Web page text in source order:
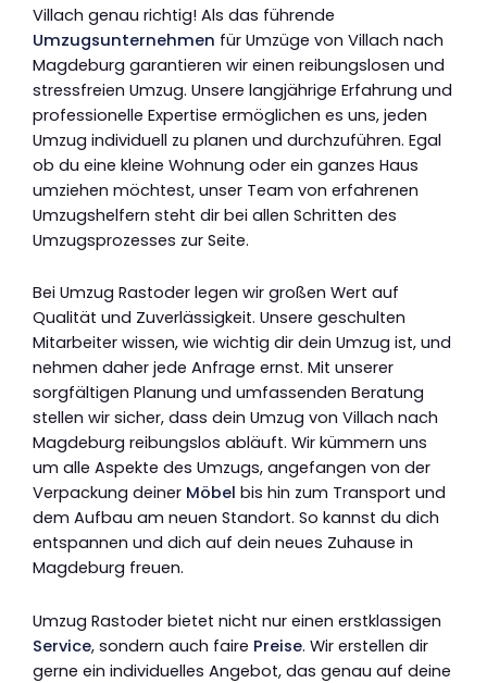
Villach genau richtig! Als das führende
Umzugsunternehmen für Umzüge von Villach nach
Magdeburg garantieren wir einen reibungslosen und
stressfreien Umzug. Unsere langjährige Erfahrung und
professionelle Expertise ermöglichen es uns, jeden
Umzug individuell zu planen und durchzuführen. Egal
ob du eine kleine Wohnung oder ein ganzes Haus
umziehen möchtest, unser Team von erfahrenen
Umzugshelfern steht dir bei allen Schritten des
Umzugsprozesses zur Seite.
Bei Umzug Rastoder legen wir großen Wert auf
Qualität und Zuverlässigkeit. Unsere geschulten
Mitarbeiter wissen, wie wichtig dir dein Umzug ist, und
nehmen daher jede Anfrage ernst. Mit unserer
sorgfältigen Planung und umfassenden Beratung
stellen wir sicher, dass dein Umzug von Villach nach
Magdeburg reibungslos abläuft. Wir kümmern uns
um alle Aspekte des Umzugs, angefangen von der
Verpackung deiner Möbel bis hin zum Transport und
dem Aufbau am neuen Standort. So kannst du dich
entspannen und dich auf dein neues Zuhause in
Magdeburg freuen.
Umzug Rastoder bietet nicht nur einen erstklassigen
Service, sondern auch faire Preise. Wir erstellen dir
gerne ein individuelles Angebot, das genau auf deine